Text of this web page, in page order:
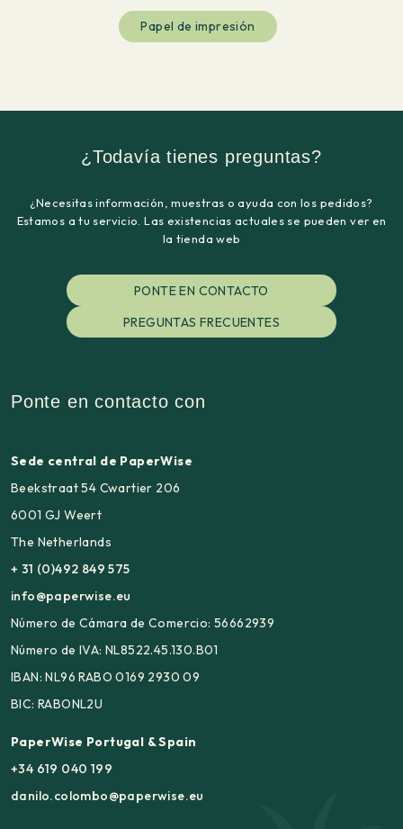
Papel de impresión
¿Todavía tienes preguntas?
¿Necesitas información, muestras o ayuda con los pedidos?
Estamos a tu servicio. Las existencias actuales se pueden ver en
la tienda web
PONTE EN CONTACTO
PREGUNTAS FRECUENTES
Ponte en contacto con
Sede central de PaperWise
Beekstraat 54 Cwartier 206
6001 GJ Weert
The Netherlands
+ 31 (0)492 849 575
info@paperwise.eu
Número de Cámara de Comercio: 56662939
Número de IVA: NL8522.45.130.B01
IBAN: NL96 RABO 0169 2930 09
BIC: RABONL2U
PaperWise Portugal & Spain
+34 619 040 199
danilo.colombo@paperwise.eu